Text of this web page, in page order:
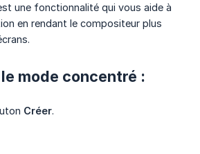
une fonctionnalité qui vous aide à
en rendant le compositeur plus
mode concentré :
Créer.